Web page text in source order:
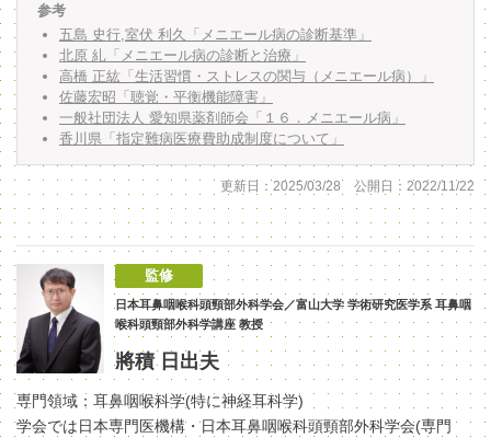
参考
五島 史行,室伏 利久「メニエール病の診断基準」
北原 糺「メニエール病の診断と治療」
高橋 正紘「生活習慣・ストレスの関与（メニエール病）」
佐藤宏昭「聴覚・平衡機能障害」
一般社団法人 愛知県薬剤師会「１６．メニエール病」
香川県「指定難病医療費助成制度について」
更新日：2025/03/28 公開日：2022/11/22
監修
日本耳鼻咽喉科頭頸部外科学会／富山大学 学術研究医学系 耳鼻咽
喉科頭頸部外科学講座 教授
將積 日出夫
専門領域：耳鼻咽喉科学(特に神経耳科学)
学会では日本専門医機構・日本耳鼻咽喉科頭頸部外科学会(専門